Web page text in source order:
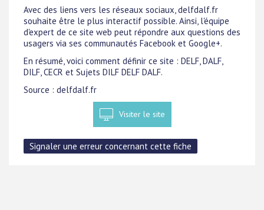
Avec des liens vers les réseaux sociaux, delfdalf.fr
souhaite être le plus interactif possible. Ainsi, l'équipe
d'expert de ce site web peut répondre aux questions des
usagers via ses communautés Facebook et Google+.
En résumé, voici comment définir ce site : DELF, DALF,
DILF, CECR et Sujets DILF DELF DALF.
Source : delfdalf.fr
Visiter le site